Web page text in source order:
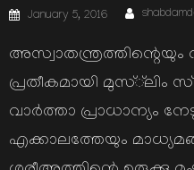
Posted
on
January 5, 2016 Author
അസ്വാതന്ത്രത്തിന്റെയും
പ്രതീകമായി മുസ്‌്‌ലിം
വാര്‍ത്താ പ്രാധാന്യം
എക്കാലത്തേയും